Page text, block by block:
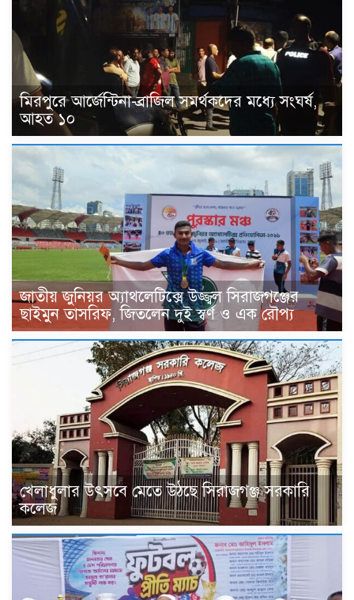
মিরপুরে আর্জেন্টিনা-ব্রাজিল সমর্থকদের মধ্যে সংঘর্ষ,
আহত ১০
জাতীয় জুনিয়র অ্যাথলেটিক্সে উজ্জ্বল সিরাজগঞ্জের
ছাইমুন তাসরিফ, জিতলেন দুই স্বর্ণ ও এক রৌপ্য
খেলাধুলার উৎসবে মেতে উঠছে সিরাজগঞ্জ সরকারি
কলেজ